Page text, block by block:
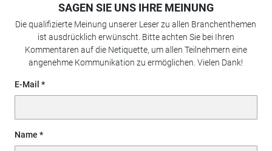
SAGEN SIE UNS IHRE MEINUNG
Die qualifizierte Meinung unserer Leser zu allen Branchenthemen
ist ausdrücklich erwünscht. Bitte achten Sie bei Ihren
Kommentaren auf die Netiquette, um allen Teilnehmern eine
angenehme Kommunikation zu ermöglichen. Vielen Dank!
E-Mail
Name